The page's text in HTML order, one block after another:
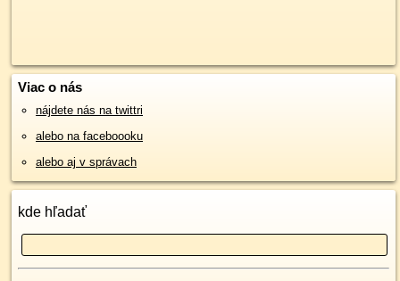
Viac o nás
nájdete nás na twittri
alebo na faceboooku
alebo aj v správach
kde hľadať